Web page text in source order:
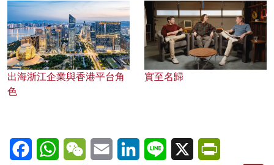
出海浙江企業與香港平台角
色
實至名歸
FacebookWhatsAppWeChatEmail LinkedInLine X